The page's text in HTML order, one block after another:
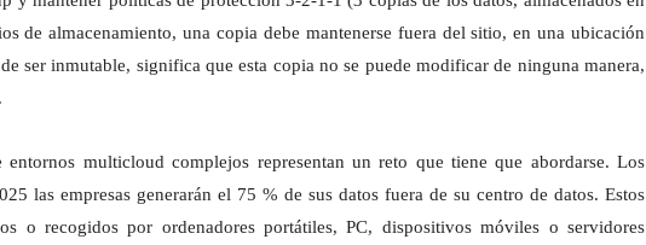
de almacenamiento, una copia debe mantenerse fuera del sitio, en una ubicación
ser inmutable, significa que esta copia no se puede modificar de ninguna manera,
entornos multicloud complejos representan un reto que tiene que abordarse. Los
las empresas generarán el 75 % de sus datos fuera de su centro de datos. Estos
o recogidos por ordenadores portátiles, PC, dispositivos móviles o servidores